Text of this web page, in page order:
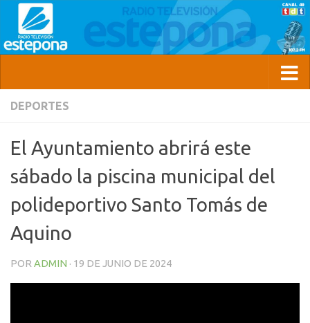
DEPORTES
El Ayuntamiento abrirá este
sábado la piscina municipal del
polideportivo Santo Tomás de
Aquino
POR ADMIN · 19 DE JUNIO DE 2024